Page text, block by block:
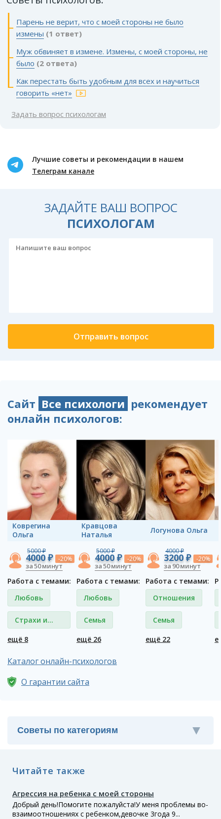
Парень не верит, что с моей стороны не было
измены (1 ответ)
Муж обвиняет в измене. Измены, с моей стороны, не
было (2 ответа)
Как перестать быть удобным для всех и научиться
говорить «нет»
Задать вопрос психологам
Лучшие советы и рекомендации в нашем
Телеграм канале
ЗАДАЙТЕ ВАШ ВОПРОС
ПСИХОЛОГАМ
Сайт Все психологи рекомендует
онлайн психологов:
Коврегина
Ольга
5000 ₽
4000 ₽ -20%
за 50 минут
Работа с темами:
Любовь
Страхи и
фобии
ещё 8
Кравцова
Наталья
5000 ₽
4000 ₽ -20%
за 50 минут
Работа с темами:
Любовь
Семья
ещё 26
Логунова Ольга
4000 ₽
3200 ₽ -20%
за 90 минут
Работа с темами:
Отношения
Семья
ещё 22
Каталог онлайн-психологов
О гарантии сайта
Читайте также
Агрессия на ребенка с моей стороны
Добрый день!Помогите пожалуйста!У меня проблемы во-
взаимоотношениях с ребенком,девочке 3года 9...